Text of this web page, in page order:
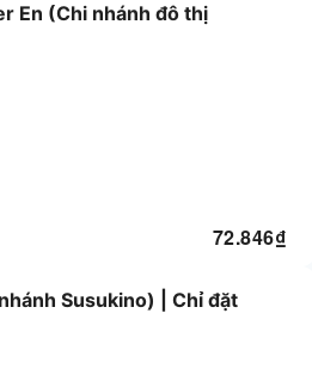
En (Chi nhánh đô thị
₫
72.846
Susukino) | Chỉ đặt